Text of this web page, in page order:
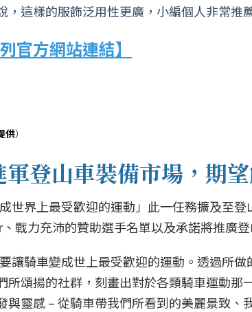
，這樣的服飾泛用性更廣，小編個人非常推
官方網站連結】
供）
登山車裝備市場，期
世界上最受歡迎的運動」此一任務擴及至
戰力充沛的贊助選手名單以及承諾將推廣
讓騎車變成世上最受歡迎的運動。透過所
所頌揚的社群，刻畫出對於各類騎車運動那
與靈感 – 從騎車帶我們所看到的美麗景致、